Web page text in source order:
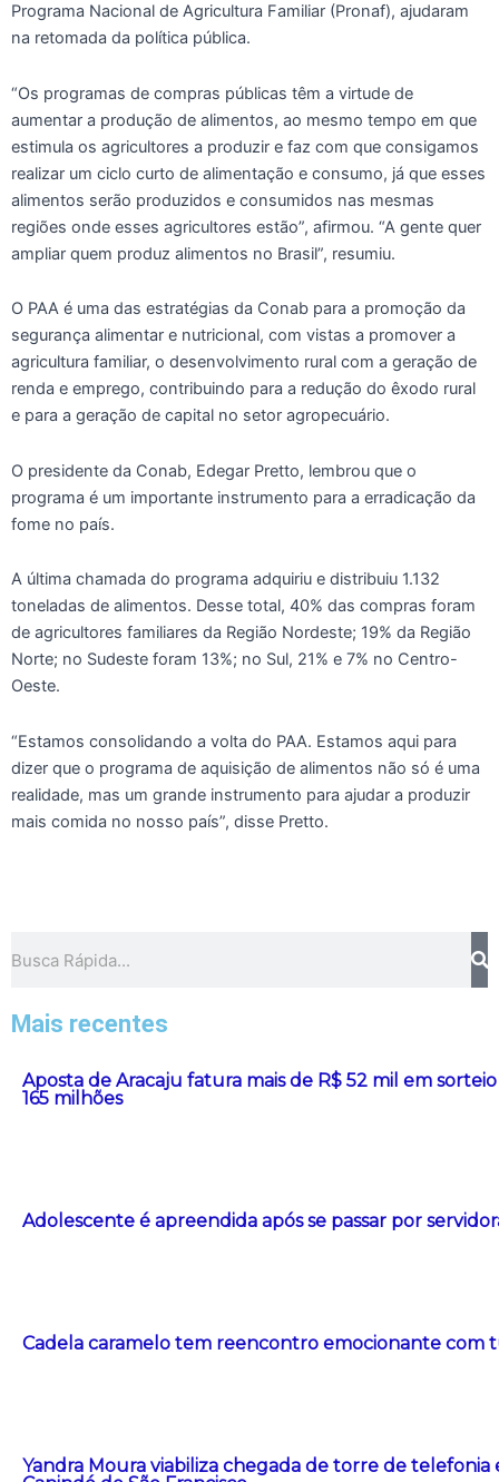
Programa Nacional de Agricultura Familiar (Pronaf), ajudaram
na retomada da política pública.
“Os programas de compras públicas têm a virtude de
aumentar a produção de alimentos, ao mesmo tempo em que
estimula os agricultores a produzir e faz com que consigamos
realizar um ciclo curto de alimentação e consumo, já que esses
alimentos serão produzidos e consumidos nas mesmas
regiões onde esses agricultores estão”, afirmou. “A gente quer
ampliar quem produz alimentos no Brasil”, resumiu.
O PAA é uma das estratégias da Conab para a promoção da
segurança alimentar e nutricional, com vistas a promover a
agricultura familiar, o desenvolvimento rural com a geração de
renda e emprego, contribuindo para a redução do êxodo rural
e para a geração de capital no setor agropecuário.
O presidente da Conab, Edegar Pretto, lembrou que o
programa é um importante instrumento para a erradicação da
fome no país.
A última chamada do programa adquiriu e distribuiu 1.132
toneladas de alimentos. Desse total, 40% das compras foram
de agricultores familiares da Região Nordeste; 19% da Região
Norte; no Sudeste foram 13%; no Sul, 21% e 7% no Centro-
Oeste.
“Estamos consolidando a volta do PAA. Estamos aqui para
dizer que o programa de aquisição de alimentos não só é uma
realidade, mas um grande instrumento para ajudar a produzir
mais comida no nosso país”, disse Pretto.
Mais recentes
Aposta de Aracaju fatura mais de R$ 52 mil em
165 milhões
Adolescente é apreendida após se passar por
Cadela caramelo tem reencontro emocionante com
Yandra Moura viabiliza chegada de torre de telefonia